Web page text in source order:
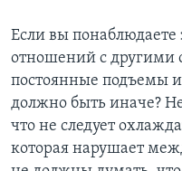
Если вы
отношений с другими
постоянные подъемы
должно быть иначе?
что не следует
которая нарушает